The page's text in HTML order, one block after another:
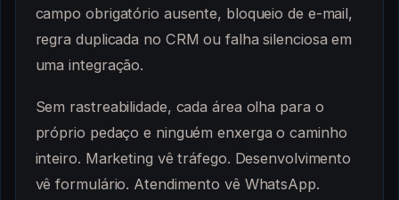
campo obrigatório ausente, bloqueio de e-mail,
regra duplicada no CRM ou falha silenciosa em
uma integração.
Sem rastreabilidade, cada área olha para o
próprio pedaço e ninguém enxerga o caminho
inteiro. Marketing vê tráfego. Desenvolvimento
vê formulário. Atendimento vê WhatsApp.